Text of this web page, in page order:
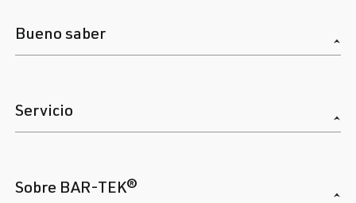
Bueno saber
Servicio
Sobre BAR-TEK®